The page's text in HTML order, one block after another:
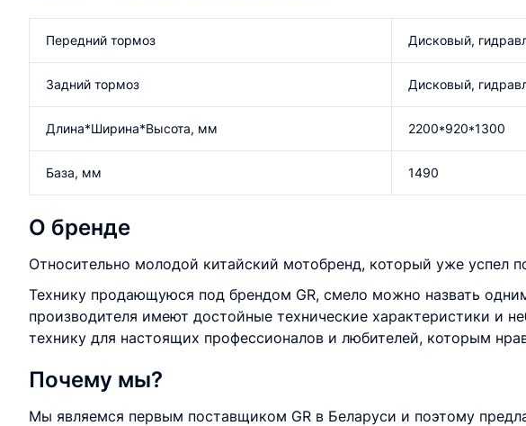
Передний тормоз Дисковый,
Задний тормоз Дисковый,
Длина*Ширина*Высота, мм 2200*920*1300
База, мм 1490
О бренде
Относительно молодой китайский мотобренд, который уже успел
Технику продающуюся под брендом GR, смело можно назвать
производителя имеют достойные технические характеристики и
технику для настоящих профессионалов и любителей, которым
Почему мы?
Мы являемся первым поставщиком GR в Беларуси и поэтому